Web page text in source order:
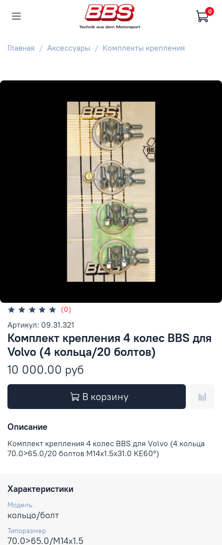
0
Главная Аксессуары Комплекты крепления
(0)
Артикул: 09.31.321
Комплект крепления 4 колес BBS для
Volvo (4 кольца/20 болтов)
10 000.00 руб
В корзину
Описание
Комплект крепления 4 колес BBS для Volvo (4 кольца
70.0>65.0/20 болтов M14x1.5x31.0 KE60°)
Характеристики
Модель
кольцо/болт
Типоразмер
70.0>65.0/M14x1.5